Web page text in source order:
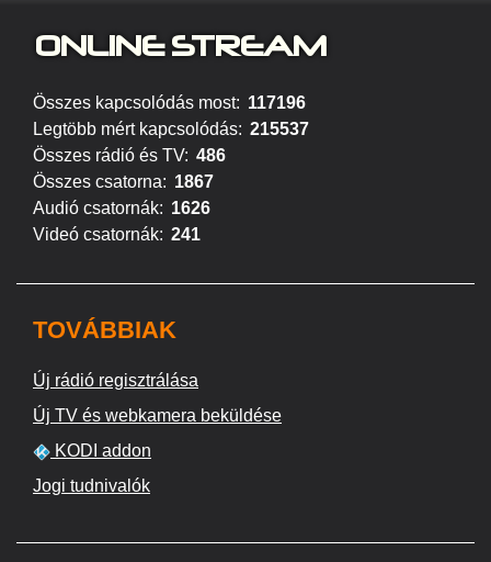
ONLINE STREAM
Összes kapcsolódás most: 117196
Legtöbb mért kapcsolódás: 215537
Összes rádió és TV: 486
Összes csatorna: 1867
Audió csatornák: 1626
Videó csatornák: 241
TOVÁBBIAK
Új rádió regisztrálása
Új TV és webkamera beküldése
KODI addon
Jogi tudnivalók